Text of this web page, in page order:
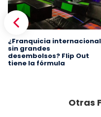
¿Franquicia internacional
sin grandes
desembolsos? Flip Out
tiene la fórmula
Otras